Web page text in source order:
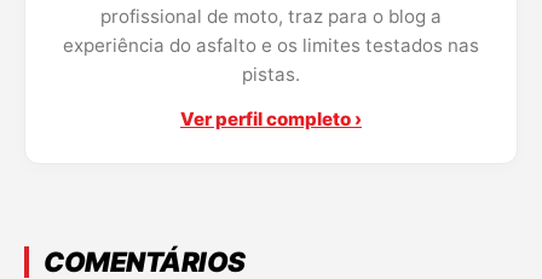
profissional de moto, traz para o blog a
experiência do asfalto e os limites testados nas
pistas.
Ver perfil completo ›
COMENTÁRIOS